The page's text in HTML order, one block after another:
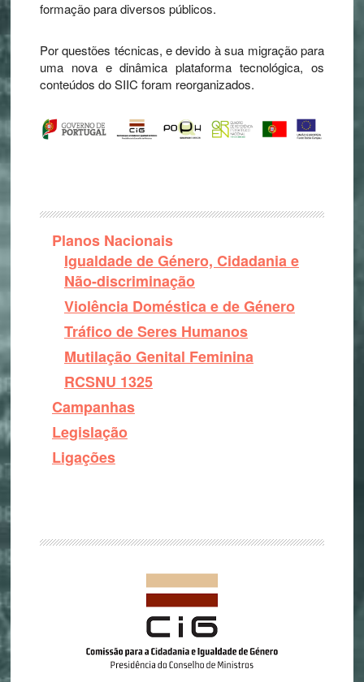
formação para diversos públicos.
Por questões técnicas, e devido à sua migração para
uma nova e dinâmica plataforma tecnológica, os
conteúdos do SIIC foram reorganizados.
Planos Nacionais
Igualdade de Género, Cidadania e
Não-discriminação
Violência Doméstica e de Género
Tráfico de Seres Humanos
Mutilação Genital Feminina
RCSNU 1325
Campanhas
Legislação
Ligações